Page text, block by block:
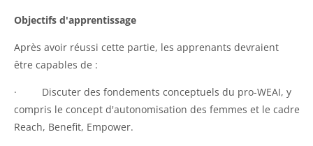
Objectifs d'apprentissage
Après avoir réussi cette partie, les apprenants devraient
être capables de :
· Discuter des fondements conceptuels du pro-WEAI, y
compris le concept d'autonomisation des femmes et le cadre
Reach, Benefit, Empower.